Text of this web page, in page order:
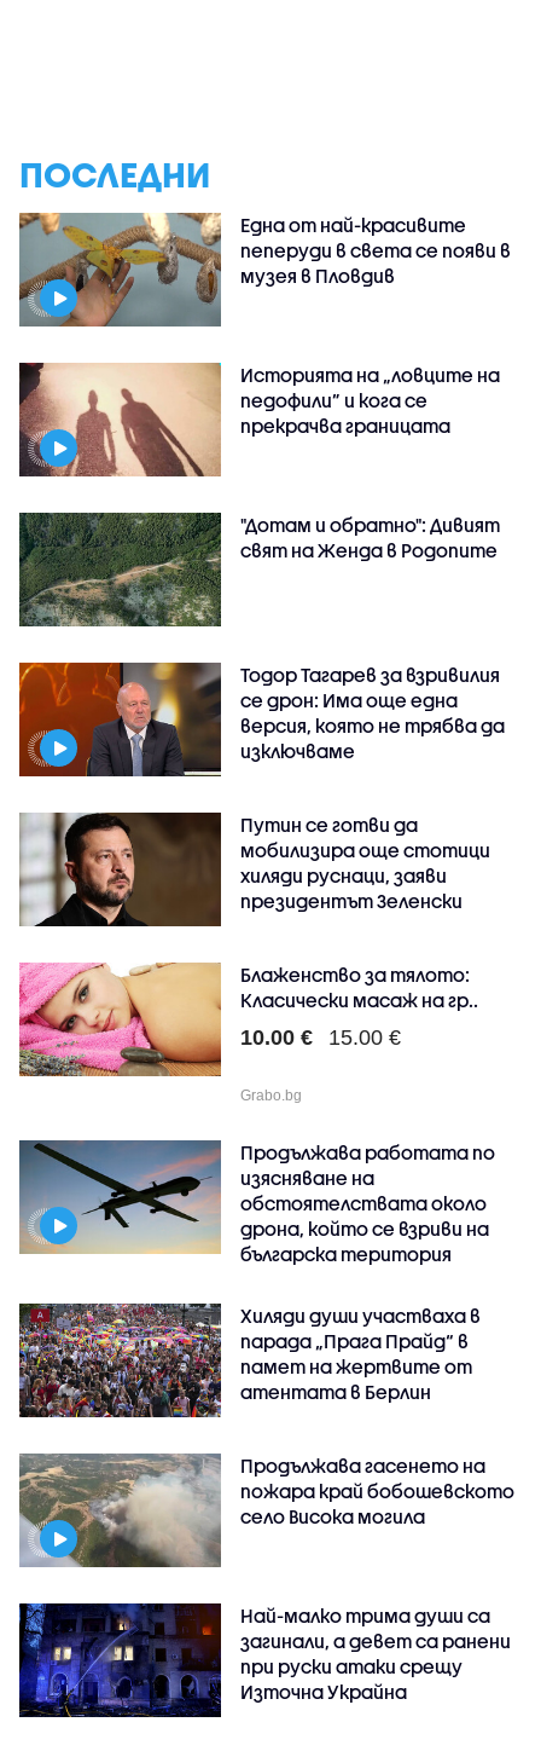
ПОСЛЕДНИ
Една от най-красивите
пеперуди в света се появи в
музея в Пловдив
Историята на „ловците на
педофили” и кога се
прекрачва границата
"Дотам и обратно": Дивият
свят на Женда в Родопите
Тодор Тагарев за взривилия
се дрон: Има още една
версия, която не трябва да
изключваме
Путин се готви да
мобилизира още стотици
хиляди руснаци, заяви
президентът Зеленски
Блаженство за тялото:
Класически масаж на гр..
10.00 € 15.00 €
Grabo.bg
Продължава работата по
изясняване на
обстоятелствата около
дрона, който се взриви на
българска територия
Хиляди души участваха в
парада „Прага Прайд“ в
памет на жертвите от
атентата в Берлин
Продължава гасенето на
пожара край бобошевското
село Висока могила
Най-малко трима души са
загинали, а девет са ранени
при руски атаки срещу
Източна Украйна